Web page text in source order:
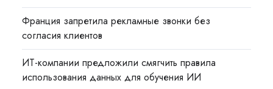
Франция запретила рекламные звонки без
согласия клиентов
ИТ-компании предложили смягчить правила
использования данных для обучения ИИ